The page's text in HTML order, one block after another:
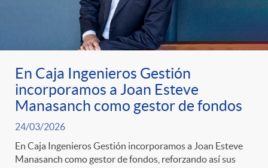
En Caja Ingenieros Gestión
incorporamos a Joan Esteve
Manasanch como gestor de fondos
24/03/2026
En Caja Ingenieros Gestión incorporamos a Joan Esteve
Manasanch como gestor de fondos, reforzando así sus